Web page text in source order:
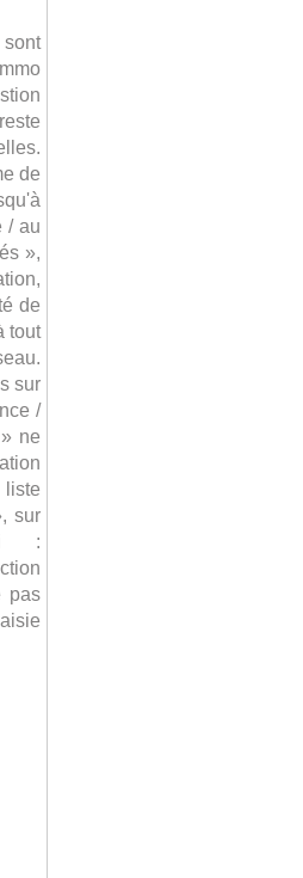
de
/ au
»,
de
tout
sur
/
ne
sur
:
pas